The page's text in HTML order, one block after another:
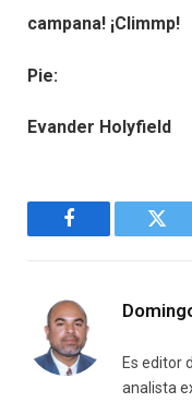
campana! ¡Climmp!
Pie:
Evander Holyfield
Facebook
Es editor
analista